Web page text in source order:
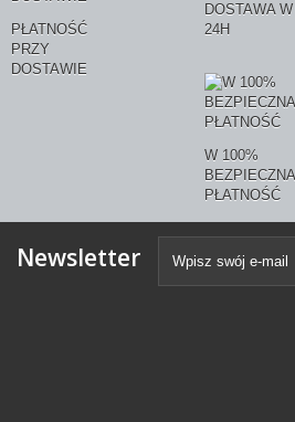
PŁATNOŚĆ
PRZY
DOSTAWIE
DOSTAWA W
24H
W 100%
BEZPIECZNA
PŁATNOŚĆ
Newsletter